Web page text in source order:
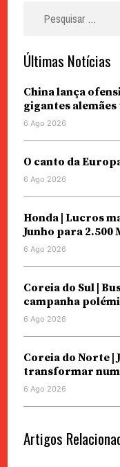
Últimas Notícias
China lança
gigantes
6 Ago 2026
O canto da
6 Ago 2026
Honda | Lucros
Junho para 2.500
6 Ago 2026
Coreia do Sul |
campanha
6 Ago 2026
Coreia do Norte |
transformar num
6 Ago 2026
Artigos